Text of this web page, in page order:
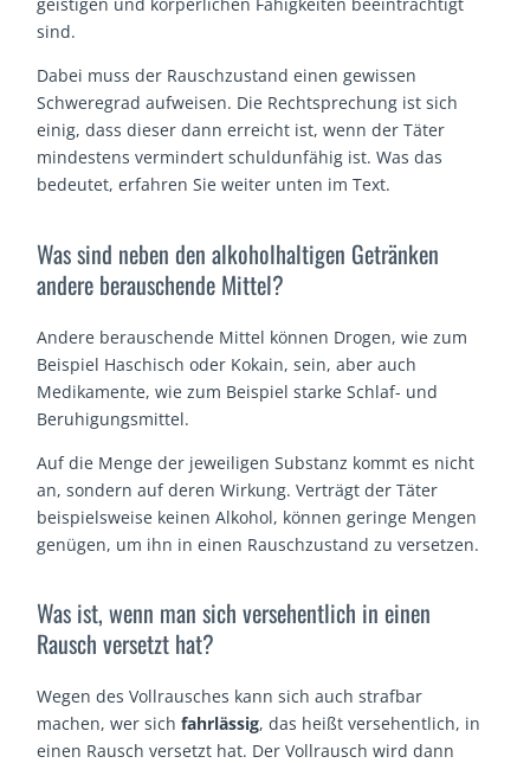
geistigen und körperlichen Fähigkeiten beeinträchtigt
sind.
Dabei muss der Rauschzustand einen gewissen
Schweregrad aufweisen. Die Rechtsprechung ist sich
einig, dass dieser dann erreicht ist, wenn der Täter
mindestens vermindert schuldunfähig ist. Was das
bedeutet, erfahren Sie weiter unten im Text.
Was sind neben den alkoholhaltigen Getränken
andere berauschende Mittel?
Andere berauschende Mittel können Drogen, wie zum
Beispiel Haschisch oder Kokain, sein, aber auch
Medikamente, wie zum Beispiel starke Schlaf- und
Beruhigungsmittel.
Auf die Menge der jeweiligen Substanz kommt es nicht
an, sondern auf deren Wirkung. Verträgt der Täter
beispielsweise keinen Alkohol, können geringe Mengen
genügen, um ihn in einen Rauschzustand zu versetzen.
Was ist, wenn man sich versehentlich in einen
Rausch versetzt hat?
Wegen des Vollrausches kann sich auch strafbar
machen, wer sich fahrlässig, das heißt versehentlich, in
einen Rausch versetzt hat. Der Vollrausch wird dann